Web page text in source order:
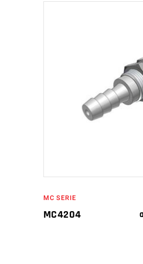
IN DEN
MC SERIE
MC4204